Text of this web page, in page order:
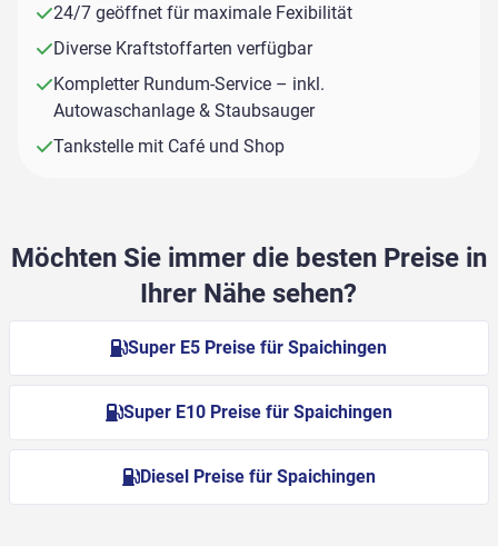
24/7 geöffnet für maximale Fexibilität
Diverse Kraftstoffarten verfügbar
Kompletter Rundum-Service – inkl.
Autowaschanlage & Staubsauger
Tankstelle mit Café und Shop
Möchten Sie immer die besten Preise in
Ihrer Nähe sehen?
Super E5 Preise für Spaichingen
Super E10 Preise für Spaichingen
Diesel Preise für Spaichingen